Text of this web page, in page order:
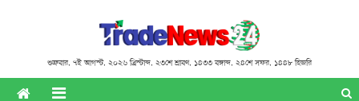
শুক্রবার, ৭ই আগস্ট, ২০২৬ খ্রিস্টাব্দ, ২৩শে শ্রাবণ, ১৪৩৩ বঙ্গাব্দ, ২৪শে সফর, ১৪৪৮ হিজরি